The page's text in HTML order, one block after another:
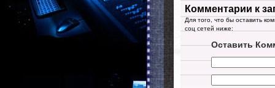
Комментарии к
Для того, что бы оставить
соц сетей ниже:
Оставить